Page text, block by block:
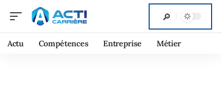
Actu Compétences Entreprise Métier